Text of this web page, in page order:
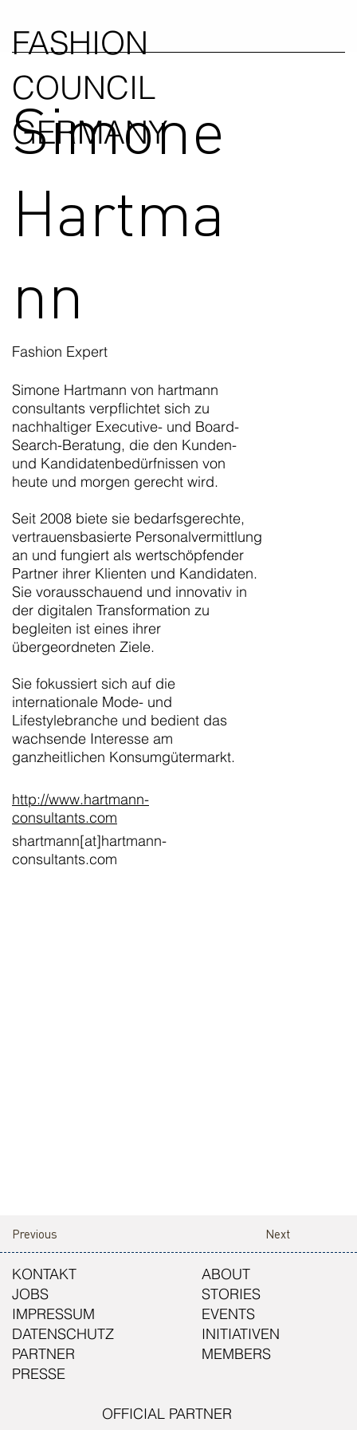
FASHION
COUNCIL
GERMANY
Simone
Hartma
nn
Fashion Expert
Simone Hartmann von hartmann
consultants verpflichtet sich zu
nachhaltiger Executive- und Board-
Search-Beratung, die den Kunden-
und Kandidatenbedürfnissen von
heute und morgen gerecht wird.
Seit 2008 biete sie bedarfsgerechte,
vertrauensbasierte Personalvermittlung
an und fungiert als wertschöpfender
Partner ihrer Klienten und Kandidaten.
Sie vorausschauend und innovativ in
der digitalen Transformation zu
begleiten ist eines ihrer
übergeordneten Ziele.
Sie fokussiert sich auf die
internationale Mode- und
Lifestylebranche und bedient das
wachsende Interesse am
ganzheitlichen Konsumgütermarkt.
http://www.hartmann-
consultants.com
shartmann[at]hartmann-
consultants.com
Next
Previous
KONTAKT
JOBS
IMPRESSUM
DATENSCHUTZ
PARTNER
PRESSE
ABOUT
STORIES
EVENTS
INITIATIVEN
MEMBERS
OFFICIAL PARTNER